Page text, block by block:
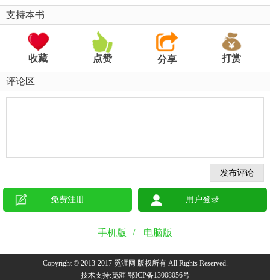
支持本书
收藏 点赞 分享 打赏
评论区
免费注册 用户登录
手机版 / 电脑版
Copyright © 2013-2017 觅涯网 版权所有 All Rights Reserved.
技术支持:觅涯 鄂ICP备13008056号